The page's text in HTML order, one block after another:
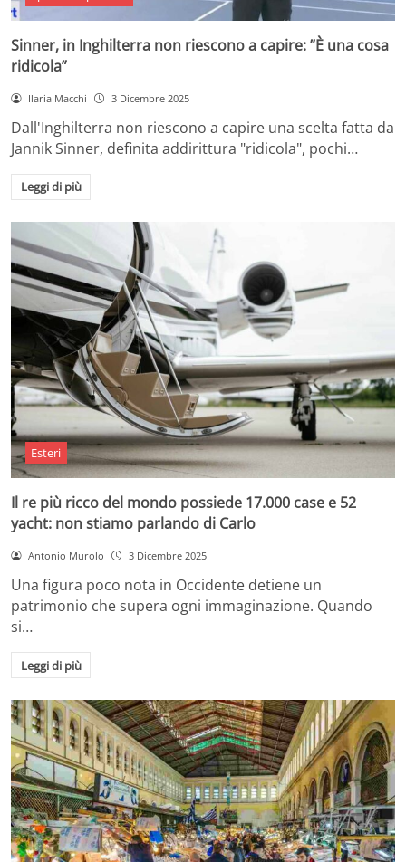
Sinner, in Inghilterra non riescono a capire: ”È una cosa
ridicola”
Ilaria Macchi 3 Dicembre 2025
Dall'Inghilterra non riescono a capire una scelta fatta da
Jannik Sinner, definita addirittura "ridicola", pochi…
Leggi di più
Esteri
Il re più ricco del mondo possiede 17.000 case e 52
yacht: non stiamo parlando di Carlo
Antonio Murolo 3 Dicembre 2025
Una figura poco nota in Occidente detiene un
patrimonio che supera ogni immaginazione. Quando
si…
Leggi di più